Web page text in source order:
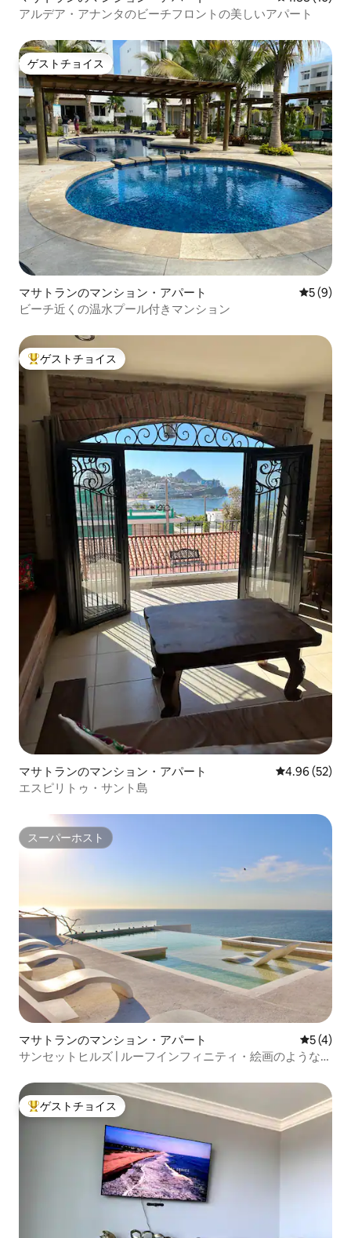
アルデア・アナンタのビーチフロントの美しいアパート
ゲストチョイス
ゲストチョイス
マサトランのマンション・アパート レビュー
5 (9)
ビーチ近くの温水プール付きマンション
大好評のゲストチョイスです。
ゲストチョイス
マサトランのマンション・アパート レビュー52
4.96 (52)
エスピリトゥ・サント島
スーパーホスト
スーパーホスト
マサトランのマンション・アパート レビュー
5 (4)
サンセットヒルズ | ルーフインフィニティ・絵画のような景
大好評のゲストチョイスです。
ゲストチョイス